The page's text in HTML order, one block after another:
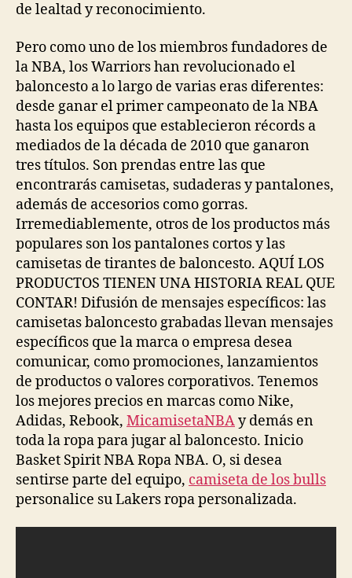
de lealtad y reconocimiento.
Pero como uno de los miembros fundadores de
la NBA, los Warriors han revolucionado el
baloncesto a lo largo de varias eras diferentes:
desde ganar el primer campeonato de la NBA
hasta los equipos que establecieron récords a
mediados de la década de 2010 que ganaron
tres títulos. Son prendas entre las que
encontrarás camisetas, sudaderas y pantalones,
además de accesorios como gorras.
Irremediablemente, otros de los productos más
populares son los pantalones cortos y las
camisetas de tirantes de baloncesto. AQUÍ LOS
PRODUCTOS TIENEN UNA HISTORIA REAL QUE
CONTAR! Difusión de mensajes específicos: las
camisetas baloncesto grabadas llevan mensajes
específicos que la marca o empresa desea
comunicar, como promociones, lanzamientos
de productos o valores corporativos. Tenemos
los mejores precios en marcas como Nike,
Adidas, Rebook, MicamisetaNBAy demás en
toda la ropa para jugar al baloncesto. Inicio
Basket Spirit NBA Ropa NBA. O, si desea
sentirse parte del equipo, camiseta de los bulls
personalice su Lakers ropa personalizada.